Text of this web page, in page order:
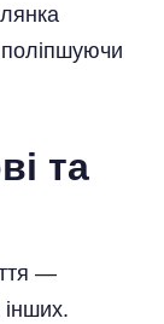
поліпшуючи
та
—